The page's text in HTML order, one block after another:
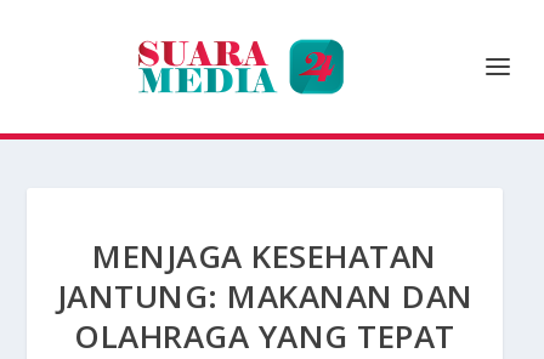
MENJAGA KESEHATAN
JANTUNG: MAKANAN DAN
OLAHRAGA YANG TEPAT